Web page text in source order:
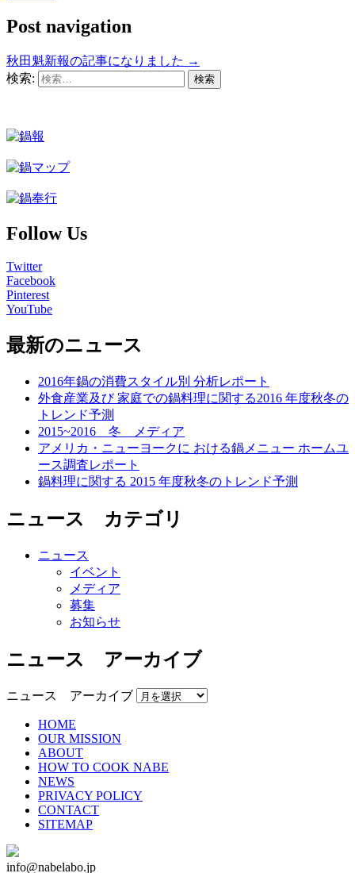
Post navigation
秋田魁新報の記事になりました →
検索:
Follow Us
Twitter
Facebook
Pinterest
YouTube
最新のニュース
2016年鍋の消費スタイル別 分析レポート
外食産業及び 家庭での鍋料理に関する2016 年度秋冬の
トレンド予測
2015~2016 冬 メディア
アメリカ・ニューヨークに おける鍋メニュー ホームユ
ース調査レポート
鍋料理に関する 2015 年度秋冬のトレンド予測
ニュース カテゴリ
ニュース
イベント
メディア
募集
お知らせ
ニュース アーカイブ
ニュース アーカイブ
HOME
OUR MISSION
ABOUT
HOW TO COOK NABE
NEWS
PRIVACY POLICY
CONTACT
SITEMAP
info@nabelabo.jp